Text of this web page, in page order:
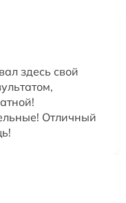
здесь свой
Отличный